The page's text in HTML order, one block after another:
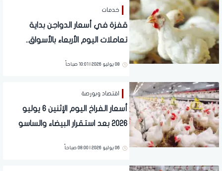
خدمات
قفزة في أسعار الدواجن بداية
تعاملات اليوم الأربعاء بالأسواق..
08 يوليو 2026 | 10:01 صباحاً
اقتصاد وبورصة
أسعار الفراخ اليوم الإثنين 6 يوليو
2026 بعد استقرار البيضاء والساسو
06 يوليو 2026 | 08:00 صباحاً